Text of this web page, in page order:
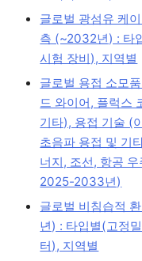
글로벌 광섬유 케
측 (~2032년) : 타
시험 장비), 지역별
글로벌 용접 소모
드 와이어, 플럭스
기타), 용접 기술 (
초음파 용접 및 기
너지, 조선, 항공
2025-2033년)
글로벌 비침습적
년) : 타입별(고정
터), 지역별